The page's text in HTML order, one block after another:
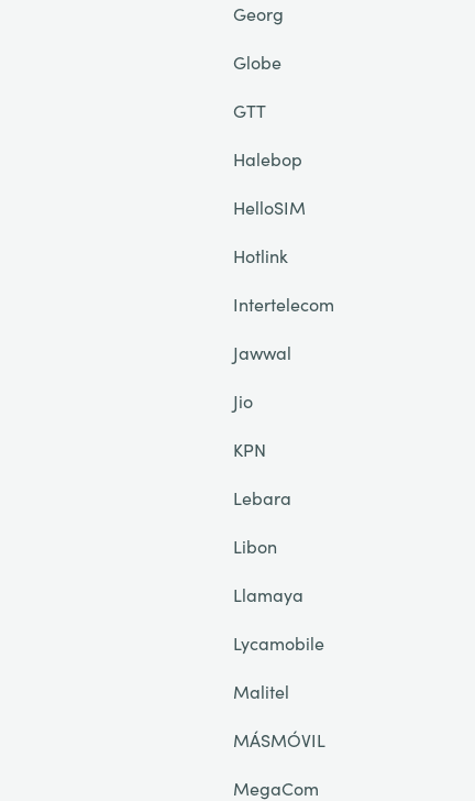
Georg
Globe
GTT
Halebop
HelloSIM
Hotlink
Intertelecom
Jawwal
Jio
KPN
Lebara
Libon
Llamaya
Lycamobile
Malitel
MÁSMÓVIL
MegaCom